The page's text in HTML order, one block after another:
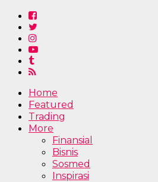
Home
Featured
Trading
More
Finansial
Bisnis
Sosmed
Inspirasi